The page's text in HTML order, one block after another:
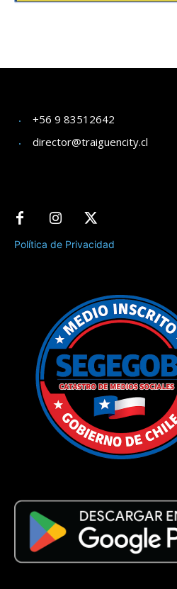
+56 9 83512642
director@traiguencity.cl
Política de Privacidad